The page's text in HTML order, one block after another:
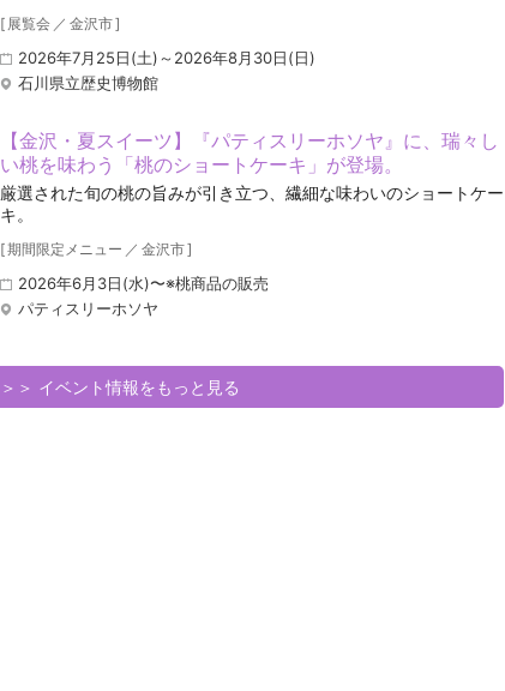
[ 展覧会 ／ 金沢市]
2026年7月25日(土)～2026年8月30日(日)
石川県立歴史博物館
【金沢・夏スイーツ】『パティスリーホソヤ』に、瑞々し
い桃を味わう「桃のショートケーキ」が登場。
厳選された旬の桃の旨みが引き立つ、繊細な味わいのショートケー
キ。
[期間限定メニュー ／ 金沢市]
2026年6月3日(水)〜※桃商品の販売
パティスリーホソヤ
＞＞ イベント情報をもっと見る